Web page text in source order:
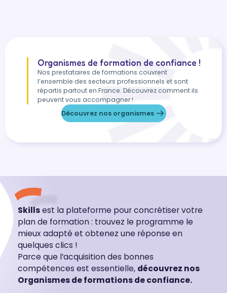
Organismes de formation de confiance !
Nos prestataires de formations couvrent
l’ensemble des secteurs professionnels et sont
répartis partout en France. Découvrez comment ils
peuvent vous accompagner !
Découvrez nos organismes
Skillsest la plateforme pour concrétiser votre
plan de formation : trouvez le programme le
mieux adapté et obtenez une réponse en
quelques clics !
Parce que l’acquisition des bonnes
compétences est essentielle, découvrez nos
Organismes de formations de confiance.